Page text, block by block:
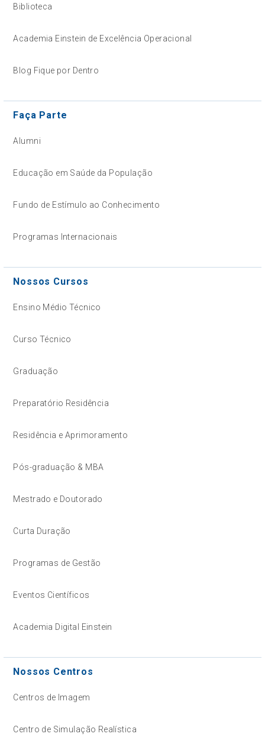
Biblioteca
Academia Einstein de Excelência Operacional
Blog Fique por Dentro
Faça Parte
Alumni
Educação em Saúde da População
Fundo de Estímulo ao Conhecimento
Programas Internacionais
Nossos Cursos
Ensino Médio Técnico
Curso Técnico
Graduação
Preparatório Residência
Residência e Aprimoramento
Pós-graduação & MBA
Mestrado e Doutorado
Curta Duração
Programas de Gestão
Eventos Científicos
Academia Digital Einstein
Nossos Centros
Centros de Imagem
Centro de Simulação Realística